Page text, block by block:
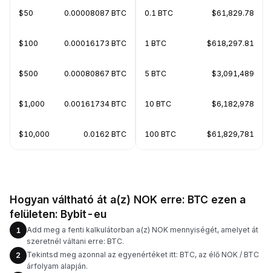
$50 0.00008087 BTC
$100 0.00016173 BTC
$500 0.00080867 BTC
$1,000 0.00161734 BTC
$10,000 0.0162 BTC
0.1 BTC $61,829.78
1 BTC $618,297.81
5 BTC $3,091,489
10 BTC $6,182,978
100 BTC $61,829,781
Hogyan váltható át a(z) NOK erre: BTC ezen a
felületen: Bybit-eu
1
Add meg a fenti kalkulátorban a(z) NOK mennyiségét, amelyet át
szeretnél váltani erre: BTC.
2
Tekintsd meg azonnal az egyenértéket itt: BTC, az élő NOK / BTC
árfolyam alapján.